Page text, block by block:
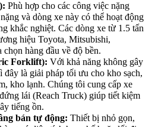
Phù hợp cho các công việc nặng
và dòng xe này có thể hoạt động
khắc nghiệt. Các dòng xe từ 1.5 tấn
hiệu Toyota, Mitsubishi,
hàng đầu về độ bền.
Forklift): Với khả năng không gây
đây là giải pháp tối ưu cho kho sạch,
kho lạnh. Chúng tôi cung cấp xe
lái (Reach Truck) giúp tiết kiệm
tiếng ồn.
bán tự động: Thiết bị nhỏ gọn,